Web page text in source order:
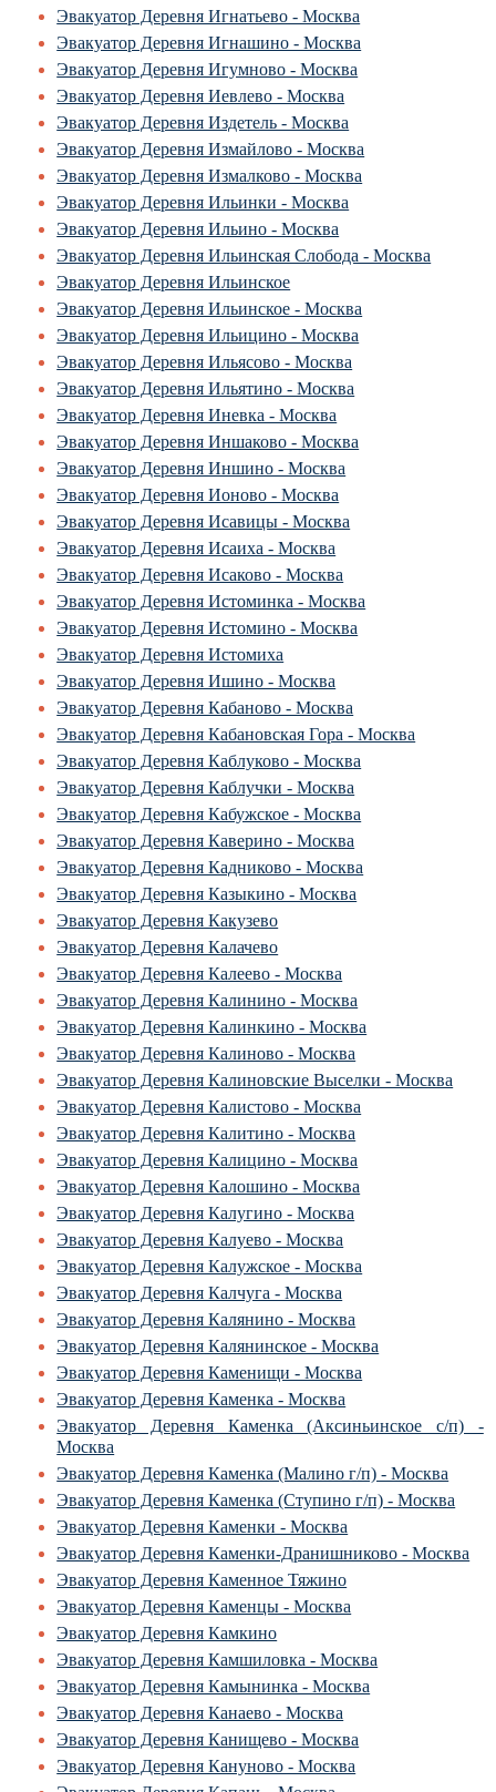
Эвакуатор Деревня Игнатьево - Москва
Эвакуатор Деревня Игнашино - Москва
Эвакуатор Деревня Игумново - Москва
Эвакуатор Деревня Иевлево - Москва
Эвакуатор Деревня Издетель - Москва
Эвакуатор Деревня Измайлово - Москва
Эвакуатор Деревня Измалково - Москва
Эвакуатор Деревня Ильинки - Москва
Эвакуатор Деревня Ильино - Москва
Эвакуатор Деревня Ильинская Слобода - Москва
Эвакуатор Деревня Ильинское
Эвакуатор Деревня Ильинское - Москва
Эвакуатор Деревня Ильицино - Москва
Эвакуатор Деревня Ильясово - Москва
Эвакуатор Деревня Ильятино - Москва
Эвакуатор Деревня Иневка - Москва
Эвакуатор Деревня Иншаково - Москва
Эвакуатор Деревня Иншино - Москва
Эвакуатор Деревня Ионово - Москва
Эвакуатор Деревня Исавицы - Москва
Эвакуатор Деревня Исаиха - Москва
Эвакуатор Деревня Исаково - Москва
Эвакуатор Деревня Истоминка - Москва
Эвакуатор Деревня Истомино - Москва
Эвакуатор Деревня Истомиха
Эвакуатор Деревня Ишино - Москва
Эвакуатор Деревня Кабаново - Москва
Эвакуатор Деревня Кабановская Гора - Москва
Эвакуатор Деревня Каблуково - Москва
Эвакуатор Деревня Каблучки - Москва
Эвакуатор Деревня Кабужское - Москва
Эвакуатор Деревня Каверино - Москва
Эвакуатор Деревня Кадниково - Москва
Эвакуатор Деревня Казыкино - Москва
Эвакуатор Деревня Какузево
Эвакуатор Деревня Калачево
Эвакуатор Деревня Калеево - Москва
Эвакуатор Деревня Калинино - Москва
Эвакуатор Деревня Калинкино - Москва
Эвакуатор Деревня Калиново - Москва
Эвакуатор Деревня Калиновские Выселки - Москва
Эвакуатор Деревня Калистово - Москва
Эвакуатор Деревня Калитино - Москва
Эвакуатор Деревня Калицино - Москва
Эвакуатор Деревня Калошино - Москва
Эвакуатор Деревня Калугино - Москва
Эвакуатор Деревня Калуево - Москва
Эвакуатор Деревня Калужское - Москва
Эвакуатор Деревня Калчуга - Москва
Эвакуатор Деревня Калянино - Москва
Эвакуатор Деревня Калянинское - Москва
Эвакуатор Деревня Каменищи - Москва
Эвакуатор Деревня Каменка - Москва
Эвакуатор Деревня Каменка (Аксиньинское с/п) -
Москва
Эвакуатор Деревня Каменка (Малино г/п) - Москва
Эвакуатор Деревня Каменка (Ступино г/п) - Москва
Эвакуатор Деревня Каменки - Москва
Эвакуатор Деревня Каменки-Дранишниково - Москва
Эвакуатор Деревня Каменное Тяжино
Эвакуатор Деревня Каменцы - Москва
Эвакуатор Деревня Камкино
Эвакуатор Деревня Камшиловка - Москва
Эвакуатор Деревня Камынинка - Москва
Эвакуатор Деревня Канаево - Москва
Эвакуатор Деревня Канищево - Москва
Эвакуатор Деревня Кануново - Москва